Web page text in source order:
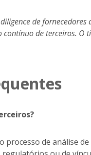
de
de terceiros. O
processo de análise